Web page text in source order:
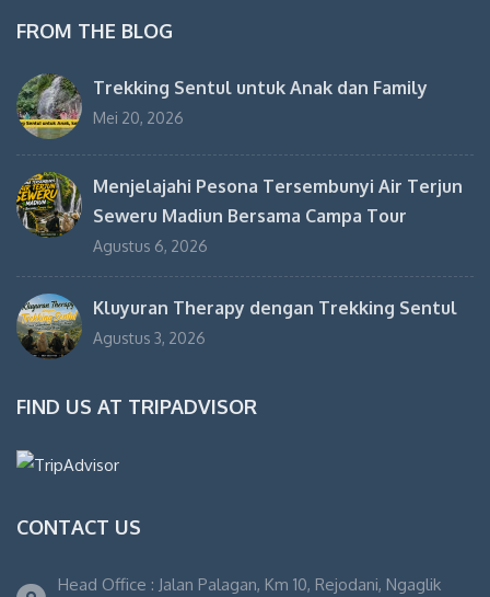
FROM THE BLOG
Trekking Sentul untuk Anak dan Family
Mei 20, 2026
Menjelajahi Pesona Tersembunyi Air Terjun
Seweru Madiun Bersama Campa Tour
Agustus 6, 2026
Kluyuran Therapy dengan Trekking Sentul
Agustus 3, 2026
FIND US AT TRIPADVISOR
CONTACT US
Head Office : Jalan Palagan, Km 10, Rejodani, Ngaglik